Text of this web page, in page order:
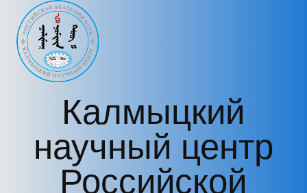
Перейти к основному содержанию
Калмыцкий
научный центр
Российской